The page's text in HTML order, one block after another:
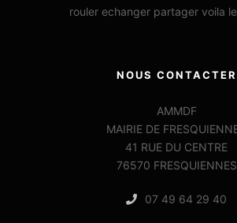
rouler echanger partager voila
NOUS CONTACTER
AMMDF
MAIRIE DE
41 RUE DU CENTRE
76570 FRESQUIENNES
07 49 64 29 40